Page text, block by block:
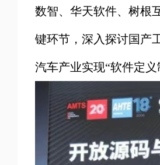
数智、华天软件、树根
键环节，深入探讨国产
汽车产业实现“软件定